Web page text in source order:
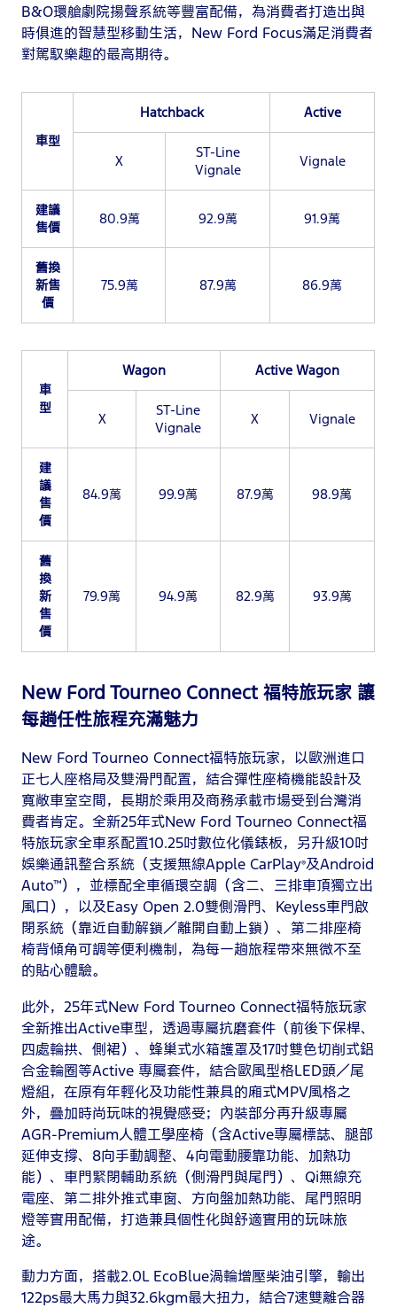
B&O環艙劇院揚聲系統等豐富配備，為消費者打造出與
時俱進的智慧型移動生活，New Ford Focus滿足消費者
對駕馭樂趣的最高期待。
車型
Hatchback Active
X
ST-Line
Vignale
Vignale
建議
售價
80.9萬 92.9萬 91.9萬
舊換
新售
價
75.9萬 87.9萬 86.9萬
車
型
Wagon Active Wagon
X
ST-Line
Vignale
X Vignale
建
議
售
價
84.9萬 99.9萬 87.9萬 98.9萬
舊
換
新
售
價
79.9萬 94.9萬 82.9萬 93.9萬
New Ford Tourneo Connect 福特旅玩家 讓
每趟任性旅程充滿魅力
New Ford Tourneo Connect福特旅玩家，以歐洲進口
正七人座格局及雙滑門配置，結合彈性座椅機能設計及
寬敞車室空間，長期於乘用及商務承載市場受到台灣消
費者肯定。全新25年式New Ford Tourneo Connect福
特旅玩家全車系配置10.25吋數位化儀錶板，另升級10吋
娛樂通訊整合系統（支援無線Apple CarPlay®及Android
Auto™），並標配全車循環空調（含二、三排車頂獨立出
風口），以及Easy Open 2.0雙側滑門、Keyless車門啟
閉系統（靠近自動解鎖／離開自動上鎖）、第二排座椅
椅背傾角可調等便利機制，為每一趟旅程帶來無微不至
的貼心體驗。
此外，25年式New Ford Tourneo Connect福特旅玩家
全新推出Active車型，透過專屬抗磨套件（前後下保桿、
四處輪拱、側裙）、蜂巢式水箱護罩及17吋雙色切削式鋁
合金輪圈等Active 專屬套件，結合歐風型格LED頭／尾
燈組，在原有年輕化及功能性兼具的廂式MPV風格之
外，疊加時尚玩味的視覺感受；內裝部分再升級專屬
AGR-Premium人體工學座椅（含Active專屬標誌、腿部
延伸支撐、8向手動調整、4向電動腰靠功能、加熱功
能）、車門緊閉輔助系統（側滑門與尾門）、Qi無線充
電座、第二排外推式車窗、方向盤加熱功能、尾門照明
燈等實用配備，打造兼具個性化與舒適實用的玩味旅
途。
動力方面，搭載2.0L EcoBlue渦輪增壓柴油引擎，輸出
122ps最大馬力與32.6kgm最大扭力，結合7速雙離合器